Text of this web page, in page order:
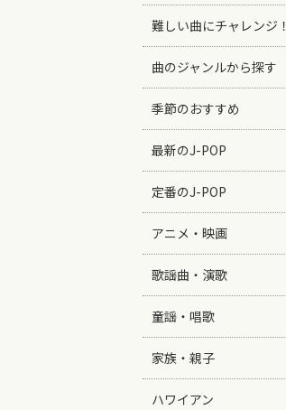
難しい曲にチャレンジ！
曲のジャンルから探す
季節のおすすめ
最新のJ-POP
定番のJ-POP
アニメ・映画
歌謡曲・演歌
童謡・唱歌
家族・親子
ハワイアン